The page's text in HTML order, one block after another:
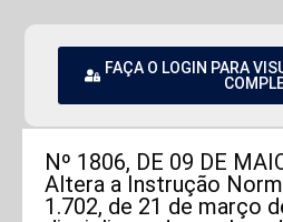
FAÇA O LOGIN PARA
Nº 1806, DE 09 DE
Altera a Instrução
1.702, de 21 de março